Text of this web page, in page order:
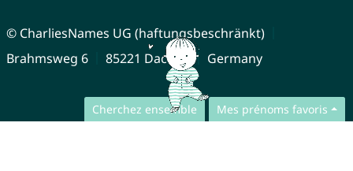
Cherchez ensemble Mes prénoms favoris
© CharliesNames UG (haftungsbeschränkt)
Brahmsweg 6
85221 Dachau Germany